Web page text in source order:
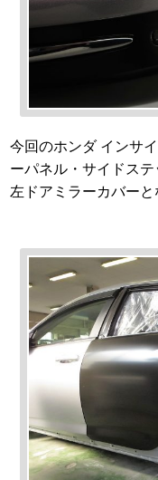
今回のホンダ インサ
ーパネル・サイドス
左ドアミラーカバーと